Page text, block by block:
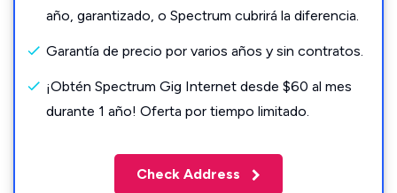
año, garantizado, o Spectrum cubrirá la diferencia.
Garantía de precio por varios años y sin contratos.
¡Obtén Spectrum Gig Internet desde $60 al mes
durante 1 año! Oferta por tiempo limitado.
Check Address